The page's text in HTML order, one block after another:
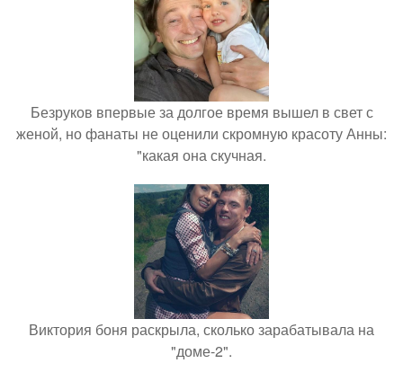
Безруков впервые за долгое время вышел в свет с
женой, но фанаты не оценили скромную красоту Анны:
"какая она скучная.
Виктория боня раскрыла, сколько зарабатывала на
"доме-2".